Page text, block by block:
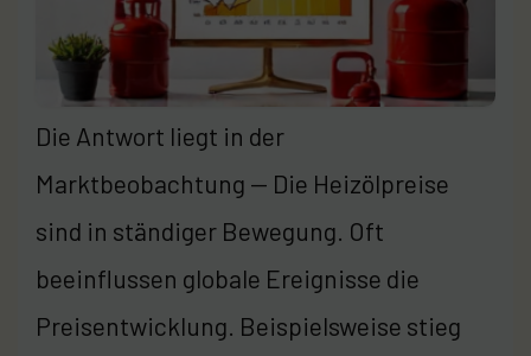
Die Antwort liegt in der
Marktbeobachtung — Die Heizölpreise
sind in ständiger Bewegung. Oft
beeinflussen globale Ereignisse die
Preisentwicklung. Beispielsweise stieg